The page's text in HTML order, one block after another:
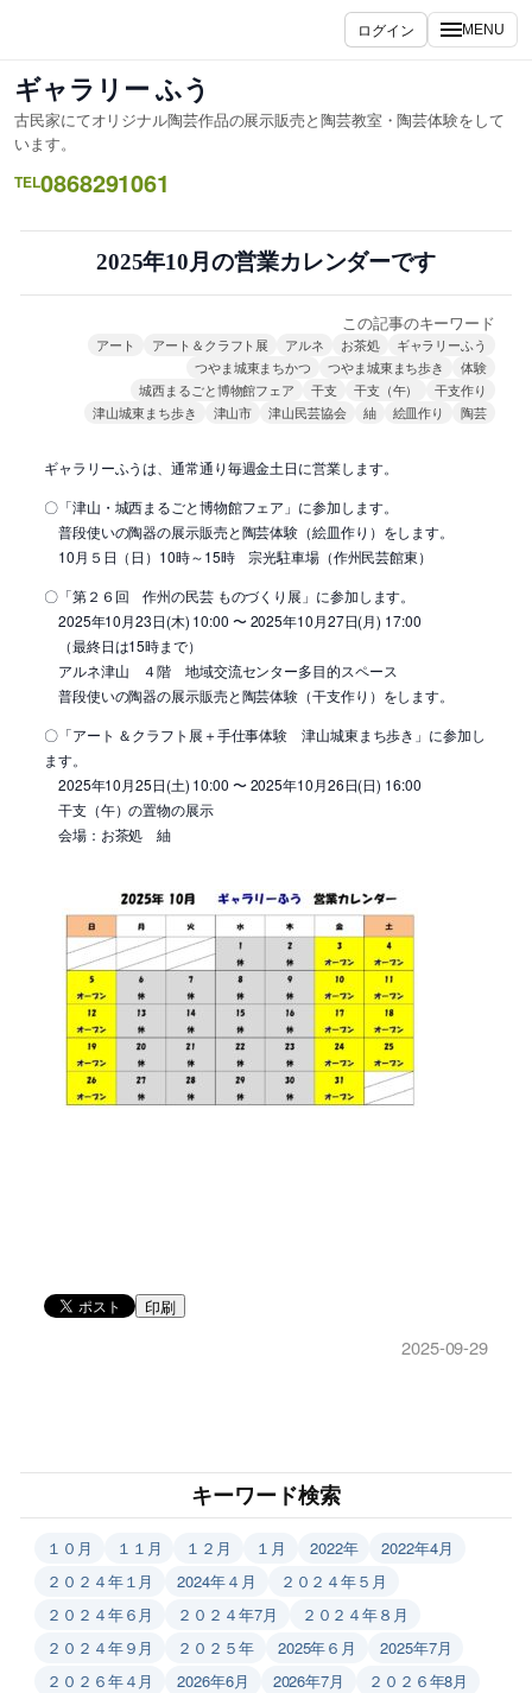
ス
キ
ッ
プ
ログイン MENU
ギャラリー ふう
古民家にてオリジナル陶芸作品の展示販売と陶芸教室・陶芸体験をして
います。
TEL0868291061
2025年10月の営業カレンダーです
この記事のキーワード
アート アート＆クラフト展 アルネ お茶処
ギャラリーふう
つやま城東まちかつ
つやま城東まち歩き
体験
城西まるごと博物館フェア
干支 干支（午）
干支作り
津山城東まち歩き
津山市 津山民芸協会 紬 絵皿作り 陶芸
ギャラリーふうは、通常通り毎週金土日に営業します。
〇「津山・城西まるごと博物館フェア」に参加します。
普段使いの陶器の展示販売と陶芸体験（絵皿作り）をします。
10月５日（日）10時～15時 宗光駐車場（作州民芸館東）
〇「第２６回 作州の民芸 ものづくり展」に参加します。
2025年10月23日(木) 10:00 〜 2025年10月27日(月) 17:00
（最終日は15時まで）
アルネ津山 ４階 地域交流センター多目的スペース
普段使いの陶器の展示販売と陶芸体験（干支作り）をします。
〇「アート ＆クラフト展＋手仕事体験 津山城東まち歩き」に参加し
ます。
2025年10月25日(土) 10:00 〜 2025年10月26日(日) 16:00
干支（午）の置物の展示
会場：お茶処 紬
印刷
2025-09-29
キーワード検索
１０月 １１月 １２月 １月 2022年
2022年4月
２０２４年１月
2024年４月
２０２４年５月
２０２４年６月
２０２４年7月
２０２４年８月
２０２４年９月
２０２５年 2025年６月
2025年7月
２０２６年４月
2026年6月 2026年7月
２０２６年8月